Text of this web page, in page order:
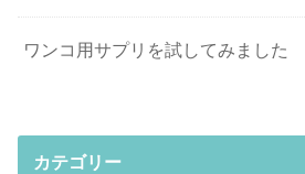
ワンコ用サプリを試してみました
カテゴリー